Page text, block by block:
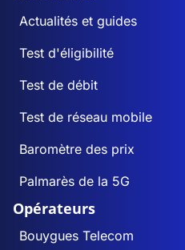
Actualités et guides
Test d'éligibilité
Test de débit
Test de réseau mobile
Baromètre des prix
Palmarès de la 5G
Opérateurs
Bouygues Telecom